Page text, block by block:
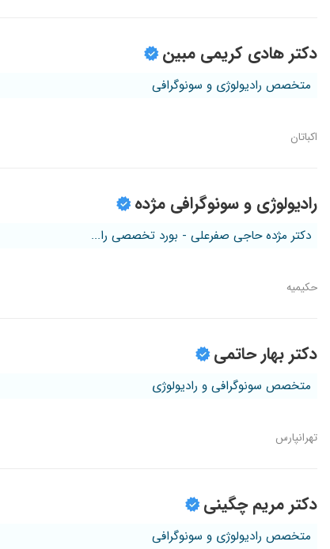
دکتر هادی کریمی مبین
متخصص رادیولوژی و سونوگرافی
اکباتان
رادیولوژی و سونوگرافی مژده
دکتر مژده حاجی صفرعلی - بورد تخصصی را...
حکیمیه
دکتر بهار حاتمی
متخصص سونوگرافی و رادیولوژی
تهرانپارس
دکتر مریم چگینی
متخصص رادیولوژی و سونوگرافی